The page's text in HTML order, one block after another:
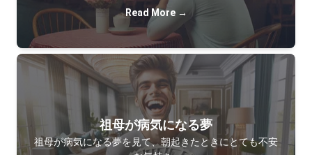
Read More →
祖母が病気になる夢
祖母が病気になる夢を見て、朝起きたときにとても不安